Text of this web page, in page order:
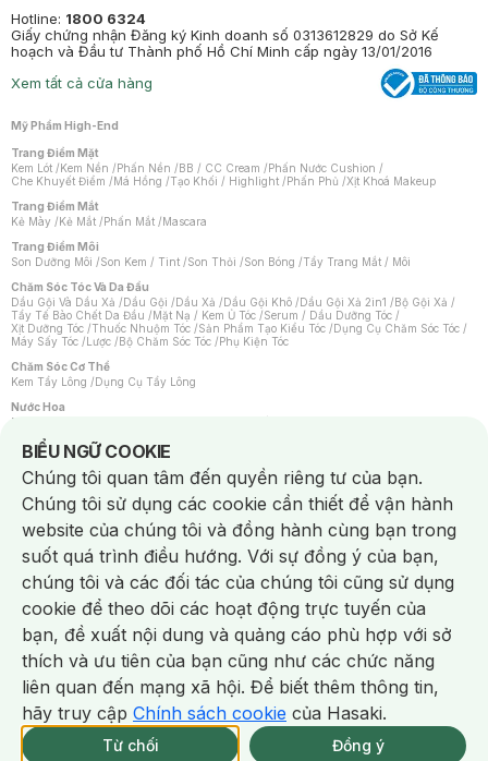
NowFree 2H Giao Nhanh Miễn Phí 2H Xem chi tiết
333/337 CN CÒN SP Mua online
Hotline: 1800 6324
Giấy chứng nhận Đăng ký Kinh doanh số 0313612829 do Sở Kế
hoạch và Đầu tư Thành phố Hồ Chí Minh cấp ngày 13/01/2016
Xem tất cả cửa hàng
Mỹ Phẩm High-End
Trang Điểm Mặt
Kem Lót /Kem Nền /Phấn Nền /BB / CC Cream /Phấn Nước Cushion /
Che Khuyết Điểm /Má Hồng /Tạo Khối / Highlight /Phấn Phủ /Xịt Khoá Makeup
Trang Điểm Mắt
Kẻ Mày /Kẻ Mắt /Phấn Mắt /Mascara
Trang Điểm Môi
Son Dưỡng Môi /Son Kem / Tint /Son Thỏi /Son Bóng /Tẩy Trang Mắt / Môi
Chăm Sóc Tóc Và Da Đầu
Dầu Gội Và Dầu Xả /Dầu Gội /Dầu Xả /Dầu Gội Khô /Dầu Gội Xả 2in1 /Bộ Gội Xả /
Tẩy Tế Bào Chết Da Đầu /Mặt Nạ / Kem Ủ Tóc /Serum / Dầu Dưỡng Tóc /
Xịt Dưỡng Tóc /Thuốc Nhuộm Tóc /Sản Phẩm Tạo Kiểu Tóc /Dụng Cụ Chăm Sóc Tóc /
Máy Sấy Tóc /Lược /Bộ Chăm Sóc Tóc /Phụ Kiện Tóc
Chăm Sóc Cơ Thể
Kem Tẩy Lông /Dụng Cụ Tẩy Lông
Nước Hoa
Nước Hoa Nữ
Chăm Sóc Cá Nhân
Chống Muỗi /Khẩu Trang /Máy Massage/Mặt Nạ Xông Hơi /Nước Rửa Tay/
Sản Phẩm Chăm Sóc Khác /Bàn Chải Đánh Răng /Bàn Chải Điện/
Hỗ Trợ Trắng Răng/Kem Đánh Răng /Máy Tăm Nước/ Nước Súc Miệng/
Tăm / Chỉ Nha Khoa/ Xịt Thơm Miệng / Dung Dịch Vệ Sinh/Dưỡng Vùng Kín/
Khăn Ướt Vệ Sinh Vùng Kín/Băng Vệ Sinh/Tampon/Bọt Cạo Râu /Dao Cạo Râu/
Máy Cạo Râu
Vấn Đề Về Da
Da Dầu / Lỗ Chân Lông To/ Da Khô / Mất Nước/ Da Lão Hóa/ Da Mụn/
Da Nhạy Cảm / Kích Ứng
Da Xỉn Màu Thâm / Nám / Tàn Nhang
Quầng Thâm & Bọng Mắt /Sẹo /Viêm Da Cơ Địa
Dụng Cụ / Phụ Kiện Chăm Sóc Da
Bông Tẩy Trang
Khăn Lau Mặt Khô Dụng Cụ / Máy Rửa Mặt Máy Chăm Sóc Da
Dụng Cụ Chăm Sóc Khác
BIỂU NGỮ COOKIE
Notice about cookies usage
Chúng tôi quan tâm đến quyền riêng tư của bạn.
Chúng tôi sử dụng các cookie cần thiết để vận hành
website của chúng tôi và đồng hành cùng bạn trong
suốt quá trình điều hướng. Với sự đồng ý của bạn,
chúng tôi và các đối tác của chúng tôi cũng sử dụng
cookie để theo dõi các hoạt động trực tuyến của
bạn, đề xuất nội dung và quảng cáo phù hợp với sở
thích và ưu tiên của bạn cũng như các chức năng
liên quan đến mạng xã hội. Để biết thêm thông tin,
hãy truy cập Chính sách cookie của Hasaki.
Từ chối Đồng ý